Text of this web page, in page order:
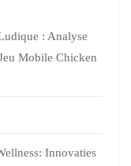
: Analyse
Mobile Chicken
Innovaties